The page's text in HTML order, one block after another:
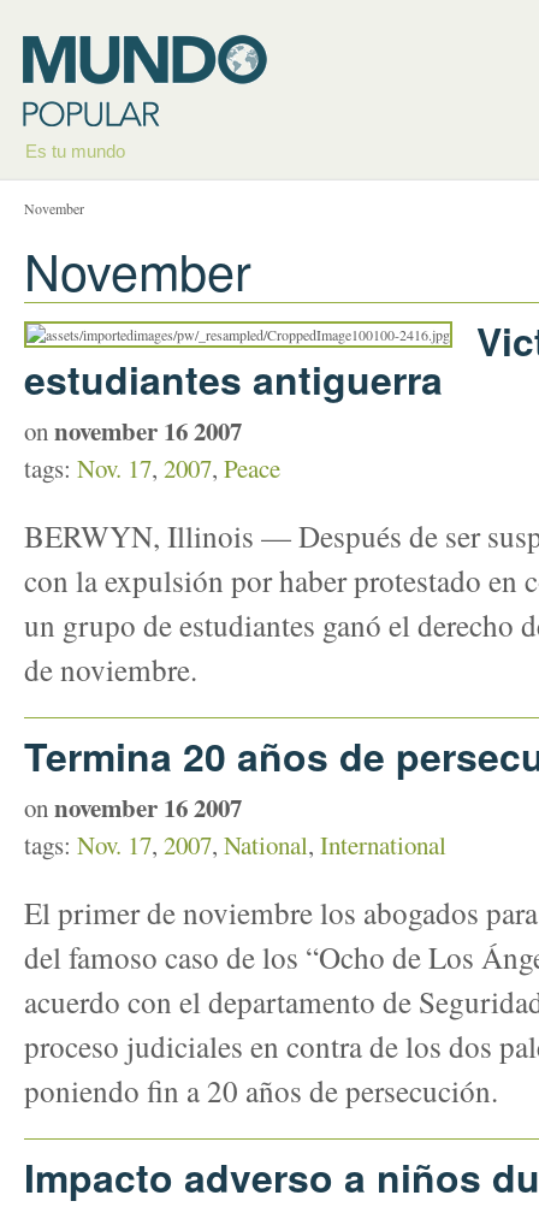
Es tu mundo
November
November
estudiantes antiguerra
onnovember 16 2007
tags: Nov. 17, 2007, Peace
BERWYN, Illinois — Después de ser
con la expulsión por haber protestado en
un grupo de estudiantes ganó el derecho
de noviembre.
Termina 20 años de
onnovember 16 2007
tags: Nov. 17, 2007, National, International
El primer de noviembre los abogados
del famoso caso de los “Ocho de Los
acuerdo con el departamento de
proceso judiciales en contra de los dos
poniendo fin a 20 años de persecución.
Impacto adverso a niños